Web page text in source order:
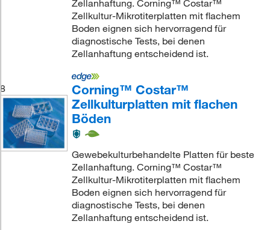
Zellanhaftung. Corning™ Costar™
Zellkultur-Mikrotiterplatten mit flachem
Boden eignen sich hervorragend für
diagnostische Tests, bei denen
Zellanhaftung entscheidend ist.
8
Corning™ Costar™
Zellkulturplatten mit flachen
Böden
Gewebekulturbehandelte Platten für beste
Zellanhaftung. Corning™ Costar™
Zellkultur-Mikrotiterplatten mit flachem
Boden eignen sich hervorragend für
diagnostische Tests, bei denen
Zellanhaftung entscheidend ist.